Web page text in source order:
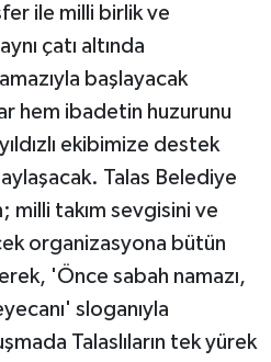
ile milli birlik ve
çatı altında
başlayacak
hem ibadetin huzurunu
ekibimize destek
Talas Belediye
milli takım sevgisini ve
organizasyona bütün
'Önce sabah namazı,
sloganıyla
Talaslıların tek yürek